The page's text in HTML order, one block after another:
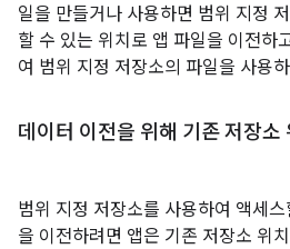
일을 만들거나 사용하면 범위 지정
할 수 있는 위치로 앱 파일을 이전하
여 범위 지정 저장소의 파일을 사용
데이터 이전을 위해 기존 저장소
범위 지정 저장소를 사용하여 액세
을 이전하려면 앱은 기존 저장소 위